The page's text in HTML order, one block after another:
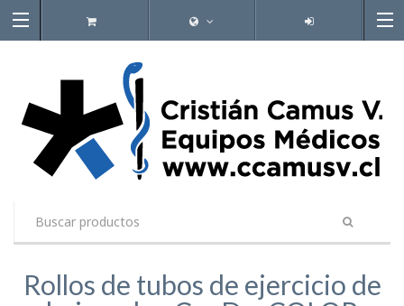
Rollos de tubos de ejercicio de